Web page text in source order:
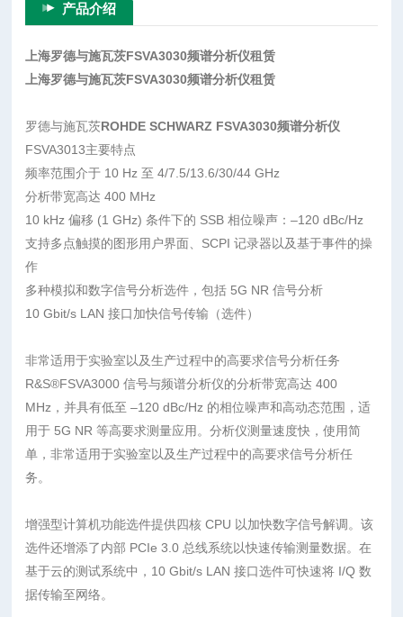
产品介绍
上海罗德与施瓦茨FSVA3030频谱分析仪租赁
上海罗德与施瓦茨FSVA3030频谱分析仪租赁
罗德与施瓦茨ROHDE SCHWARZ FSVA3030频谱分析仪
FSVA3013主要特点
频率范围介于 10 Hz 至 4/7.5/13.6/30/44 GHz
分析带宽高达 400 MHz
10 kHz 偏移 (1 GHz) 条件下的 SSB 相位噪声：–120 dBc/Hz
支持多点触摸的图形用户界面、SCPI 记录器以及基于事件的操
作
多种模拟和数字信号分析选件，包括 5G NR 信号分析
10 Gbit/s LAN 接口加快信号传输（选件）
非常适用于实验室以及生产过程中的高要求信号分析任务
R&S®FSVA3000 信号与频谱分析仪的分析带宽高达 400
MHz，并具有低至 –120 dBc/Hz 的相位噪声和高动态范围，适
用于 5G NR 等高要求测量应用。分析仪测量速度快，使用简
单，非常适用于实验室以及生产过程中的高要求信号分析任
务。
增强型计算机功能选件提供四核 CPU 以加快数字信号解调。该
选件还增添了内部 PCIe 3.0 总线系统以快速传输测量数据。在
基于云的测试系统中，10 Gbit/s LAN 接口选件可快速将 I/Q 数
据传输至网络。